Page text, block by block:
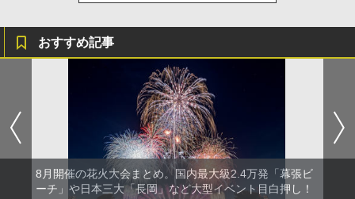
おすすめ記事
8月開催の花火大会まとめ。国内最大級2.4万発「幕張ビ
ーチ」や日本三大「長岡」など大型イベント目白押し！